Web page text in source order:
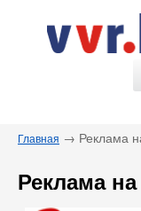
Главная → Реклама
Реклама